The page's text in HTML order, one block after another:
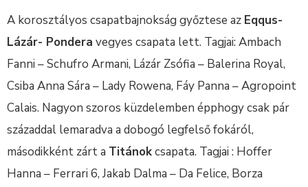
A korosztályos csapatbajnokság győztese az Eqqus-
Lázár- Pondera vegyes csapata lett. Tagjai: Ambach
Fanni – Schufro Armani, Lázár Zsófia – Balerina Royal,
Csiba Anna Sára – Lady Rowena, Fáy Panna – Agropoint
Calais. Nagyon szoros küzdelemben épphogy csak pár
századdal lemaradva a dobogó legfelső fokáról,
másodikként zárt a Titánokcsapata. Tagjai : Hoffer
Hanna – Ferrari 6, Jakab Dalma – Da Felice, Borza